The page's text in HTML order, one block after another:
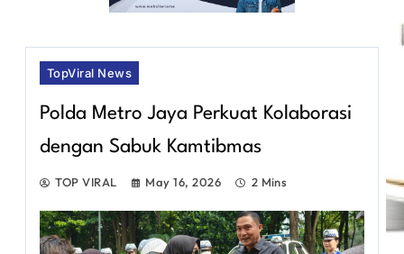
TopViral News
Polda Metro Jaya Perkuat Kolaborasi
dengan Sabuk Kamtibmas
TOP VIRAL May 16, 2026 2 Mins